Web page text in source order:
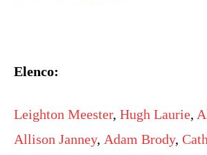
Elenco:
Leighton Meester, Hugh Laurie,
Allison Janney, Adam Brody,